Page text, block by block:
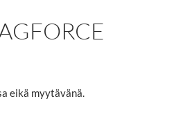
eikä myytävänä.